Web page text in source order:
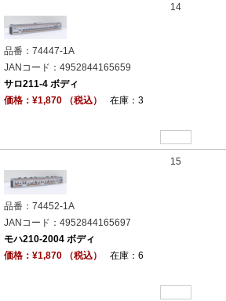
14
品番：74447-1A
JANコード：4952844165659
サロ211-4 ボディ
価格：¥1,870 （税込）
在庫：3
15
品番：74452-1A
JANコード：4952844165697
モハ210-2004 ボディ
価格：¥1,870 （税込）
在庫：6